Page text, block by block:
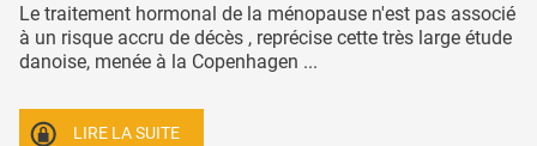
Le traitement hormonal de la ménopause n'est pas associé
à un risque accru de décès , reprécise cette très large étude
danoise, menée à la Copenhagen ...
LIRE LA SUITE